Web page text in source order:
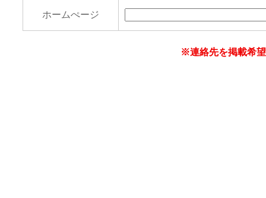
ホームぺージ
※連絡先を掲載希